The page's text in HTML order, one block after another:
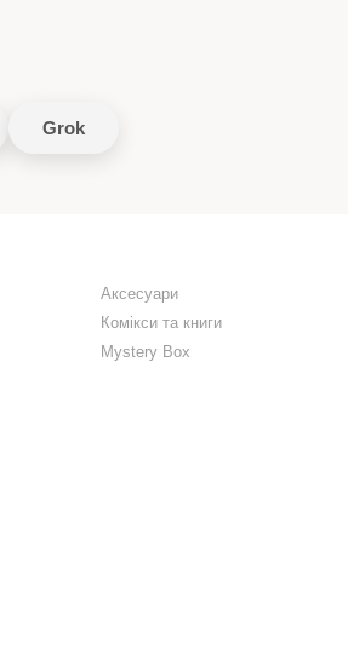
Grok
Аксесуари
Комікси та книги
Mystery Box